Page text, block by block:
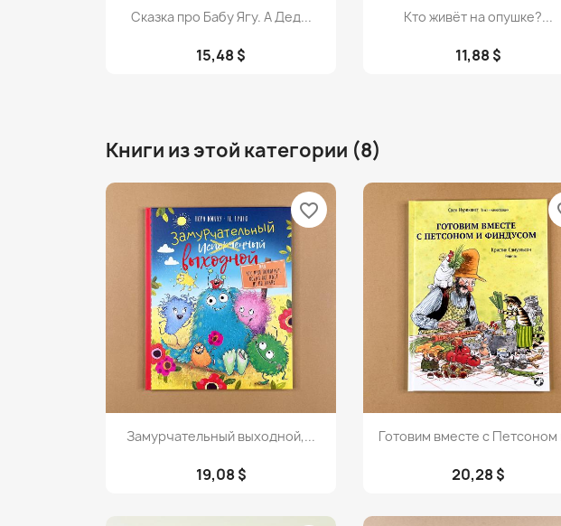
Просмотр
Сказка про Бабу Ягу. А Дед...
15,48 $
Просмотр
Кто живёт на опушке?...
11,88 $
Книги из этой категории (8)
Просмотр
Замурчательный выходной,...
19,08 $
favorite_border
Просмотр
Готовим вместе с Петсоном
20,28 $